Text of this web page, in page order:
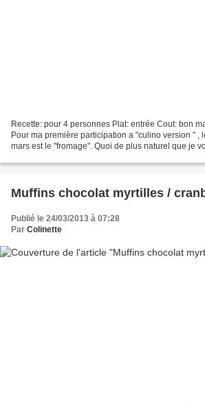
Recette: pour 4 personnes Plat: entrée Cout: bon
Pour ma première participation a "culino version " ,
mars est le "fromage". Quoi de plus naturel que je
Muffins chocolat myrtilles /
Publié le 24/03/2013 à 07:28
Par Colinette